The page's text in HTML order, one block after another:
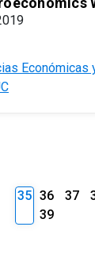
Económicas
35 36 37
39